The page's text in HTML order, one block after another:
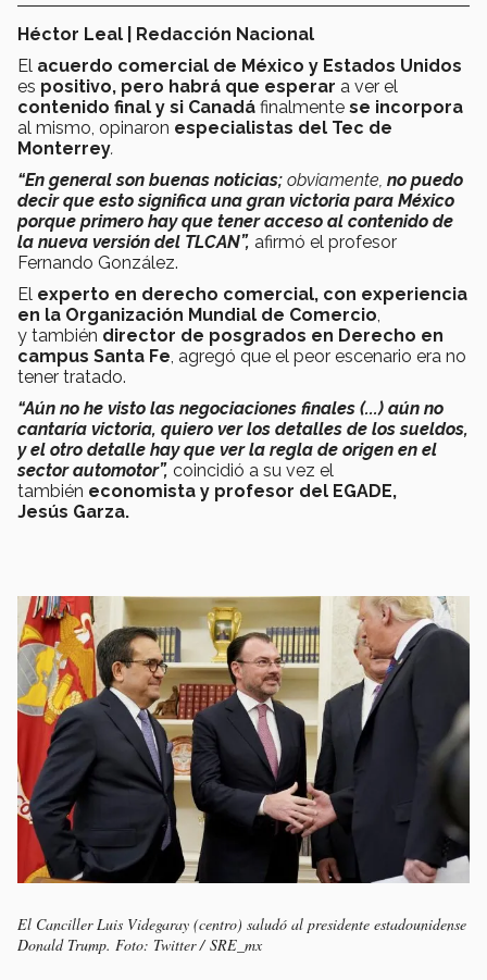
Héctor Leal | Redacción Nacional
El acuerdo comercial de México y Estados Unidos
es positivo, pero habrá que esperar a ver el
contenido final y si Canadá finalmente se incorpora
al mismo, opinaron especialistas del Tec de
Monterrey.
“En general son buenas noticias; obviamente, no puedo
decir que esto significa una gran victoria para México
porque primero hay que tener acceso al contenido de
la nueva versión del TLCAN”, afirmó el profesor
Fernando González.
El experto en derecho comercial, con experiencia
en la Organización Mundial de Comercio
y también director de posgrados en Derecho en
campus Santa Fe , agregó que el peor escenario era no
tener tratado.
“Aún no he visto las negociaciones finales (...) aún no
cantaría victoria, quiero ver los detalles de los sueldos,
y el otro detalle hay que ver la regla de origen en el
sector automotor”, coincidió a su vez el
también economista y profesor del EGADE,
Jesús Garza.
El Canciller Luis Videgaray (centro) saludó al presidente estadounidense
Donald Trump. Foto: Twitter / SRE_mx